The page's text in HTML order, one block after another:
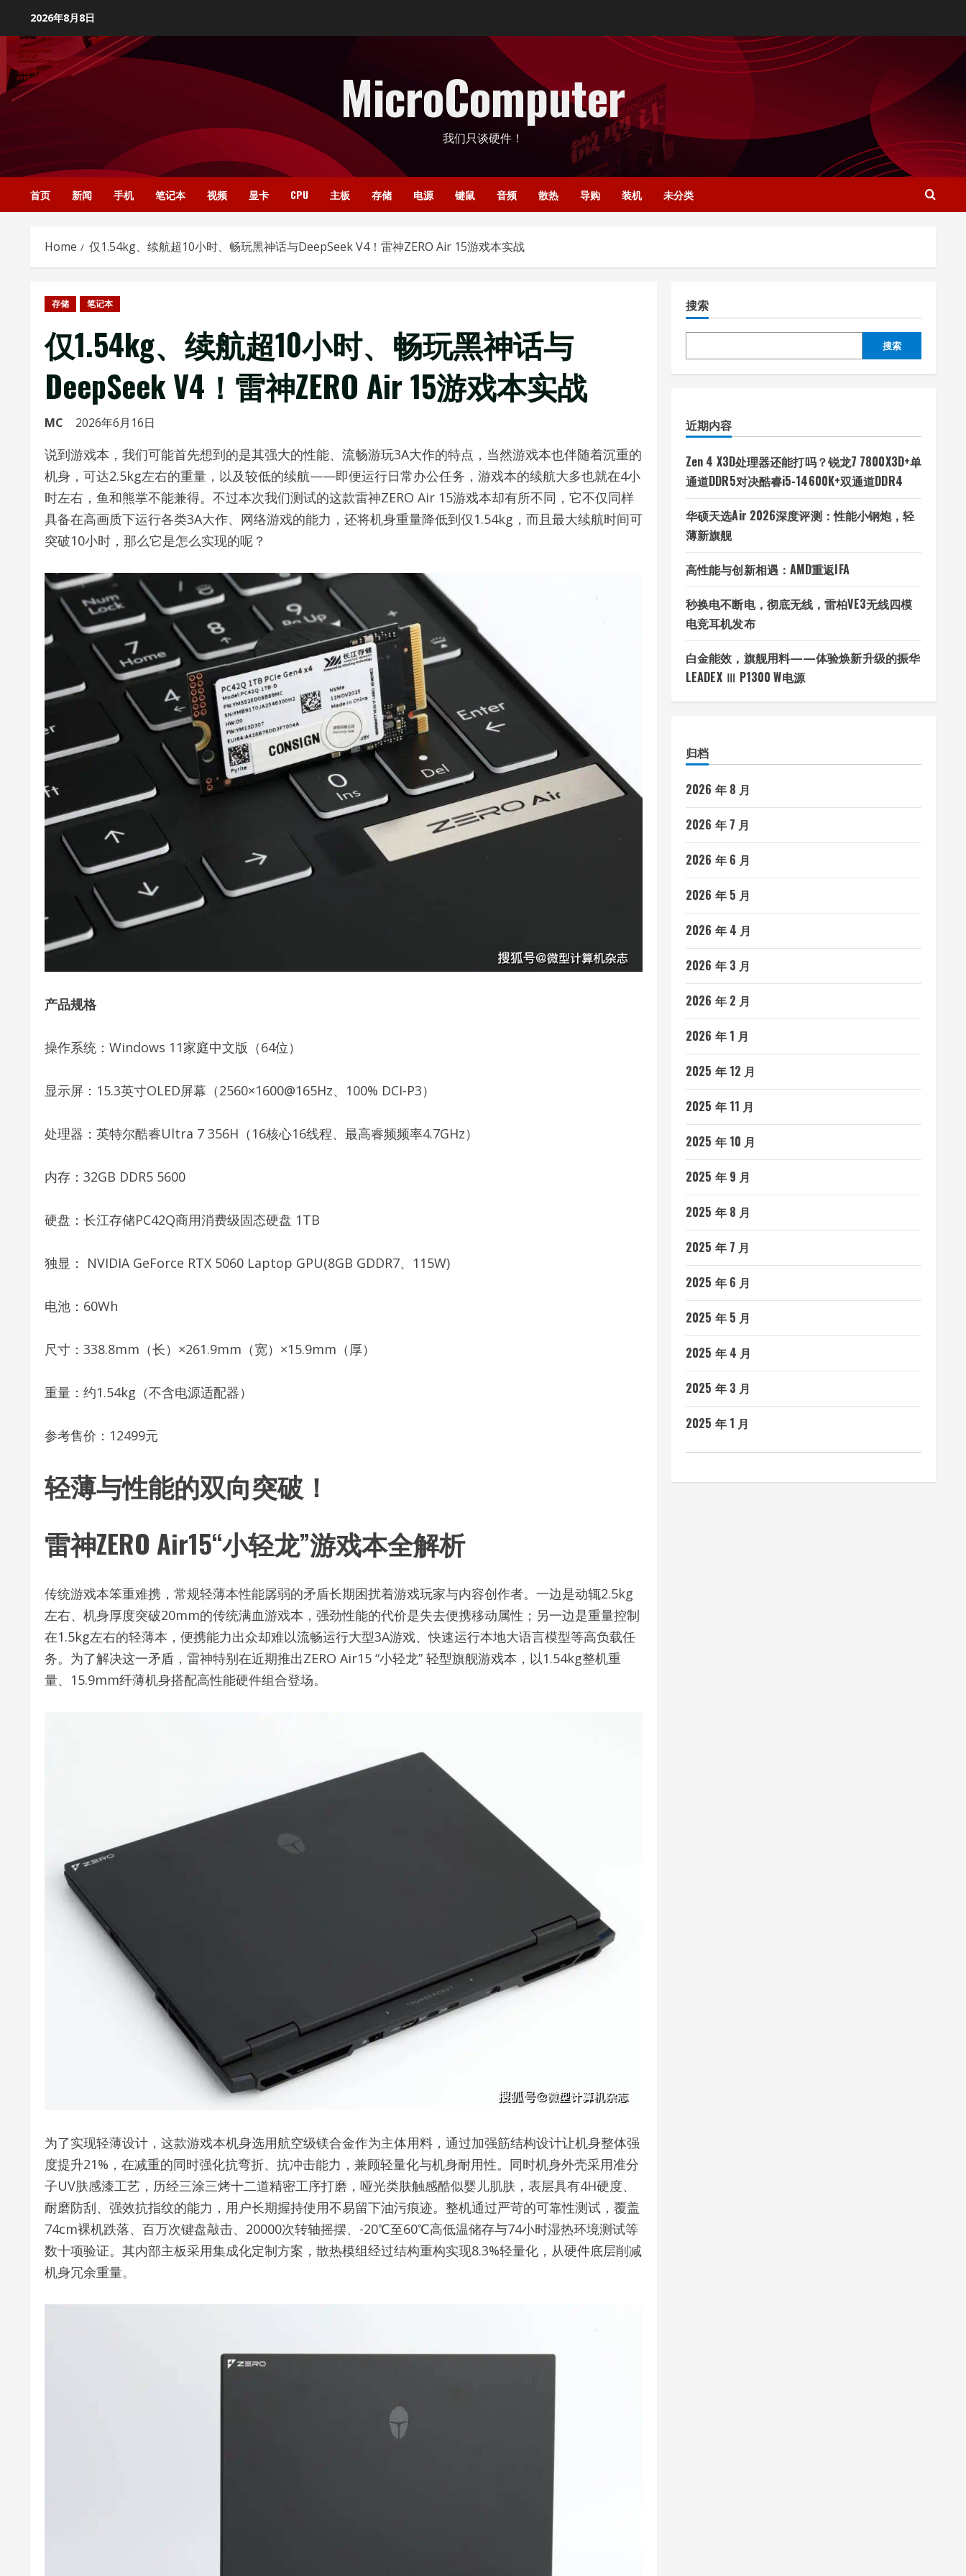
content
2026年8月8日
MicroComputer
我们只谈硬件！
首页 新闻 手机 笔记本 视频 显卡 CPU 主板 存储 电源 键鼠 音频 散热 导购 装机 未分类
Home 仅1.54kg、续航超10小时、畅玩黑神话与DeepSeek V4！雷神ZERO Air 15游戏本实战
存储 笔记本
仅1.54kg、续航超10小时、畅玩黑神话与
DeepSeek V4！雷神ZERO Air 15游戏本实战
MC 2026年6月16日
说到游戏本，我们可能首先想到的是其强大的性能、流畅游玩3A大作的特点，当然游戏本也伴随着沉重的
机身，可达2.5kg左右的重量，以及较低的续航——即便运行日常办公任务，游戏本的续航大多也就在4小
时左右，鱼和熊掌不能兼得。不过本次我们测试的这款雷神ZERO Air 15游戏本却有所不同，它不仅同样
具备在高画质下运行各类3A大作、网络游戏的能力，还将机身重量降低到仅1.54kg，而且最大续航时间可
突破10小时，那么它是怎么实现的呢？
产品规格
操作系统：Windows 11家庭中文版（64位）
显示屏：15.3英寸OLED屏幕（2560×1600@165Hz、100% DCI-P3）
处理器：英特尔酷睿Ultra 7 356H（16核心16线程、最高睿频频率4.7GHz）
内存：32GB DDR5 5600
硬盘：长江存储PC42Q商用消费级固态硬盘 1TB
独显： NVIDIA GeForce RTX 5060 Laptop GPU(8GB GDDR7、115W)
电池：60Wh
尺寸：338.8mm（长）×261.9mm（宽）×15.9mm（厚）
重量：约1.54kg（不含电源适配器）
参考售价：12499元
轻薄与性能的双向突破！
雷神ZERO Air15“小轻龙”游戏本全解析
传统游戏本笨重难携，常规轻薄本性能孱弱的矛盾长期困扰着游戏玩家与内容创作者。一边是动辄2.5kg
左右、机身厚度突破20mm的传统满血游戏本，强劲性能的代价是失去便携移动属性；另一边是重量控制
在1.5kg左右的轻薄本，便携能力出众却难以流畅运行大型3A游戏、快速运行本地大语言模型等高负载任
务。为了解决这一矛盾，雷神特别在近期推出ZERO Air15 “小轻龙” 轻型旗舰游戏本，以1.54kg整机重
量、15.9mm纤薄机身搭配高性能硬件组合登场。
为了实现轻薄设计，这款游戏本机身选用航空级镁合金作为主体用料，通过加强筋结构设计让机身整体强
度提升21%，在减重的同时强化抗弯折、抗冲击能力，兼顾轻量化与机身耐用性。同时机身外壳采用准分
子UV肤感漆工艺，历经三涂三烤十二道精密工序打磨，哑光类肤触感酷似婴儿肌肤，表层具有4H硬度、
耐磨防刮、强效抗指纹的能力，用户长期握持使用不易留下油污痕迹。整机通过严苛的可靠性测试，覆盖
74cm裸机跌落、百万次键盘敲击、20000次转轴摇摆、-20℃至60℃高低温储存与74小时湿热环境测试等
数十项验证。其内部主板采用集成化定制方案，散热模组经过结构重构实现8.3%轻量化，从硬件底层削减
机身冗余重量。
搜索
搜索
近期内容
Zen 4 X3D处理器还能打吗？锐龙7 7800X3D+单
通道DDR5对决酷睿i5-14600K+双通道DDR4
华硕天选Air 2026深度评测：性能小钢炮，轻
薄新旗舰
高性能与创新相遇：AMD重返IFA
秒换电不断电，彻底无线，雷柏VE3无线四模
电竞耳机发布
白金能效，旗舰用料——体验焕新升级的振华
LEADEX Ⅲ P1300 W电源
归档
2026 年 8 月
2026 年 7 月
2026 年 6 月
2026 年 5 月
2026 年 4 月
2026 年 3 月
2026 年 2 月
2026 年 1 月
2025 年 12 月
2025 年 11 月
2025 年 10 月
2025 年 9 月
2025 年 8 月
2025 年 7 月
2025 年 6 月
2025 年 5 月
2025 年 4 月
2025 年 3 月
2025 年 1 月